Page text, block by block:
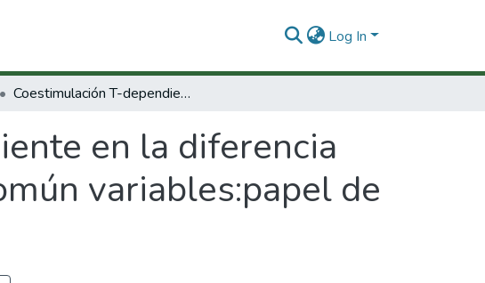
Log In
Coestimulación T-dependiente en la diferencia del linfocito B en inmunodeficiencia común variables:papel de las moléculas coestimuladoras
en la diferencia
variables:papel de